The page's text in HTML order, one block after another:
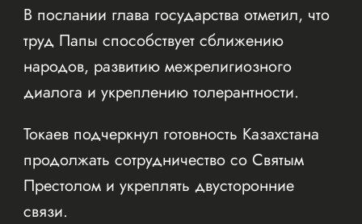
В послании глава государства отметил, что
труд Папы способствует сближению
народов, развитию межрелигиозного
диалога и укреплению толерантности.
Токаев подчеркнул готовность Казахстана
продолжать сотрудничество со Святым
Престолом и укреплять двусторонние
связи.